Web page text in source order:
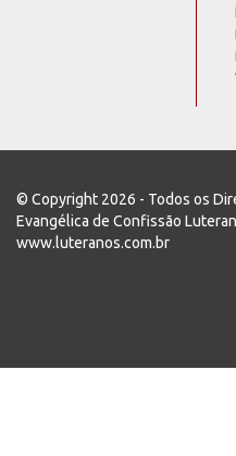
© Copyright 2026 - Todos os
Evangélica de Confissão
www.luteranos.com.br